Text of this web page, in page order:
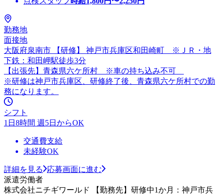
勤務地
面接地
大阪府泉南市 【研修】 神戸市兵庫区和田崎町 ※ＪＲ・地
下鉄：和田岬駅徒歩3分
【出張先】青森県六ケ所村 ※車の持ち込み不可
※研修は神戸市兵庫区、研修終了後、青森県六ケ所村での勤
務になります。
シフト
1日8時間 週5日からOK
交通費支給
未経験OK
詳細を見る
応募画面に進む
派遣労働者
株式会社ニチギワールド 【勤務先】研修中1か月：神戸市兵